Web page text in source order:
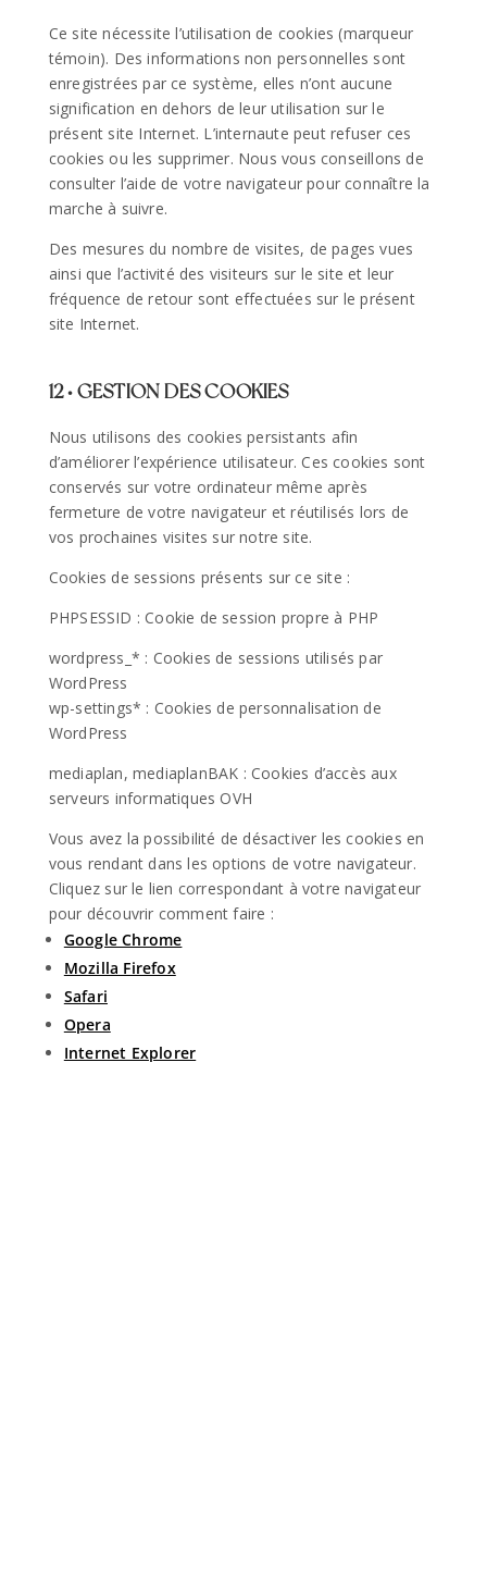
Ce site nécessite l’utilisation de cookies (marqueur
témoin). Des informations non personnelles sont
enregistrées par ce système, elles n’ont aucune
signification en dehors de leur utilisation sur le
présent site Internet. L’internaute peut refuser ces
cookies ou les supprimer. Nous vous conseillons de
consulter l’aide de votre navigateur pour connaître la
marche à suivre.
Des mesures du nombre de visites, de pages vues
ainsi que l’activité des visiteurs sur le site et leur
fréquence de retour sont effectuées sur le présent
site Internet.
12 • GESTION DES COOKIES
Nous utilisons des cookies persistants afin
d’améliorer l’expérience utilisateur. Ces cookies sont
conservés sur votre ordinateur même après
fermeture de votre navigateur et réutilisés lors de
vos prochaines visites sur notre site.
Cookies de sessions présents sur ce site :
PHPSESSID : Cookie de session propre à PHP
wordpress_* : Cookies de sessions utilisés par
WordPress
wp-settings* : Cookies de personnalisation de
WordPress
mediaplan, mediaplanBAK : Cookies d’accès aux
serveurs informatiques OVH
Vous avez la possibilité de désactiver les cookies en
vous rendant dans les options de votre navigateur.
Cliquez sur le lien correspondant à votre navigateur
pour découvrir comment faire :
Google Chrome
Mozilla Firefox
Safari
Opera
Internet Explorer